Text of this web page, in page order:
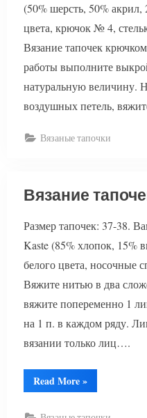
(50% шерсть, 50% акрил,
цвета, крючок № 4,
Вязание тапочек
работы выполните
натуральную величину.
воздушных петель,
Вязаные тапочки
Вязание
Размер тапочек: 37-38.
Kaste (85% хлопок, 15%
белого цвета,
Вяжите нитью в два
вяжите попеременно 1
на 1 п. в каждом ряду.
вязании только лиц….
Read More“Вязание
тапочек
»